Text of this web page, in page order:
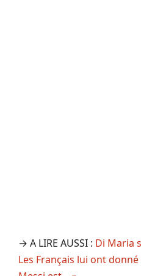
→ A LIRE AUSSI : Di Maria
Les Français lui ont